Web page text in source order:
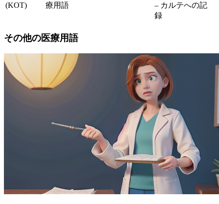
(KOT)
療用語
– カルテへの記
録
その他の医療用語